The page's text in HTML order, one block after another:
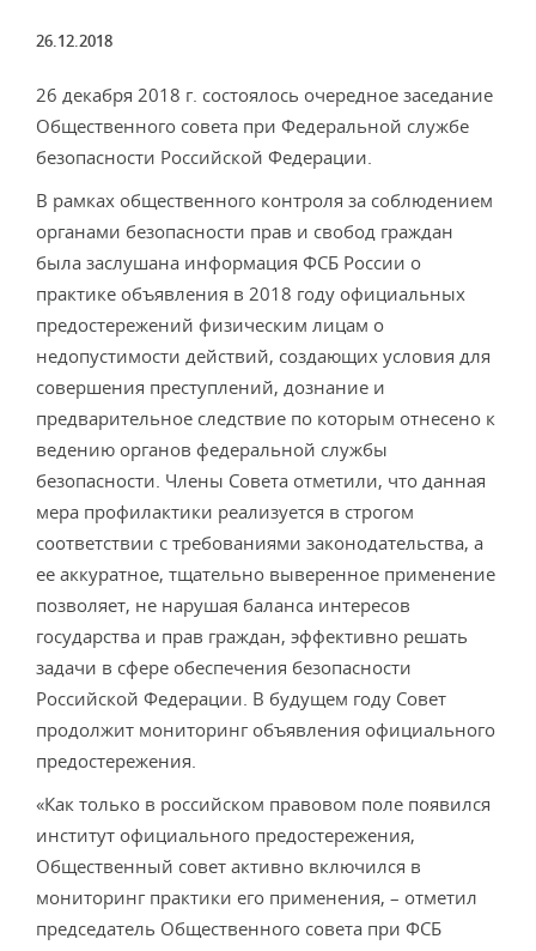
26.12.2018
26 декабря 2018 г. состоялось очередное заседание
Общественного совета при Федеральной службе
безопасности Российской Федерации.
В рамках общественного контроля за соблюдением
органами безопасности прав и свобод граждан
была заслушана информация ФСБ России о
практике объявления в 2018 году официальных
предостережений физическим лицам о
недопустимости действий, создающих условия для
совершения преступлений, дознание и
предварительное следствие по которым отнесено к
ведению органов федеральной службы
безопасности. Члены Совета отметили, что данная
мера профилактики реализуется в строгом
соответствии с требованиями законодательства, а
ее аккуратное, тщательно выверенное применение
позволяет, не нарушая баланса интересов
государства и прав граждан, эффективно решать
задачи в сфере обеспечения безопасности
Российской Федерации. В будущем году Совет
продолжит мониторинг объявления официального
предостережения.
«Как только в российском правовом поле появился
институт официального предостережения,
Общественный совет активно включился в
мониторинг практики его применения, – отметил
председатель Общественного совета при ФСБ